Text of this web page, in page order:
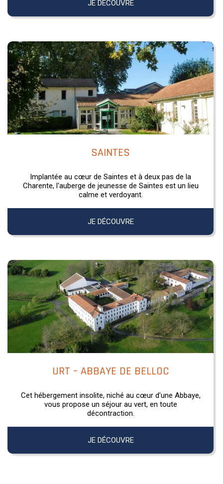
JE DÉCOUVRE
SAINTES
Implantée au cœur de Saintes et à deux pas de la
Charente, l'auberge de jeunesse de Saintes est un lieu
calme et verdoyant.
JE DÉCOUVRE
URT – ABBAYE DE BELLOC
Cet hébergement insolite, niché au cœur d'une Abbaye,
vous propose un séjour au vert, en toute
décontraction.
JE DÉCOUVRE